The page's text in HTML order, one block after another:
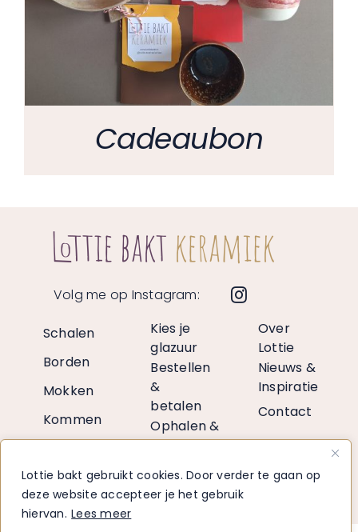
Lottie bakt gebruikt cookies. Door verder te gaan op
deze website accepteer je het gebruik
hiervan. Lees meer
Cadeaubon
Volg me op Instagram:
Schalen
Borden
Mokken
Kommen
Decoratie
Kies je
glazuur
Bestellen
&
betalen
Ophalen &
verzenden
Retourneren
Voor
Over
Lottie
Nieuws &
Inspiratie
Contact